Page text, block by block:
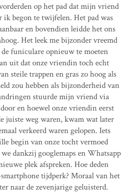
op het pad dat mijn vriend
ik begon te twijfelen. Het pad was
en bovendien leidde het ons
Het leek me bijzonder vreemd
funiculare opnieuw te moeten
uit dat onze vriendin toch echt
steile trappen en gras zo hoog als
zou hebben als bijzonderheid van
stuurde mijn vriend via
en hoewel onze vriendin eerst
juiste weg waren, kwam wat later
verkeerd waren gelopen. Iets
begin van onze tocht vermoed
dankzij googlemaps en Whatsapp
plek afspreken. Hoe deden
tijdperk? Moraal van het
naar de zevenjarige geluisterd.